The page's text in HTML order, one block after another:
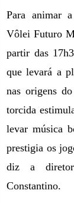
Para animar
Vôlei Futuro
partir das
que levará a
nas origens
torcida
levar música
prestigia os
diz a
Constantino.